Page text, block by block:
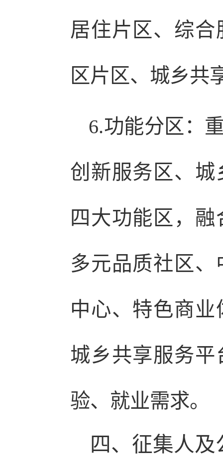
居住片区、综
区片区、城乡共
6.功能分区：
创新服务区、
四大功能区，
多元品质社区
中心、特色商
城乡共享服务
验、就业需求。
四、征集人